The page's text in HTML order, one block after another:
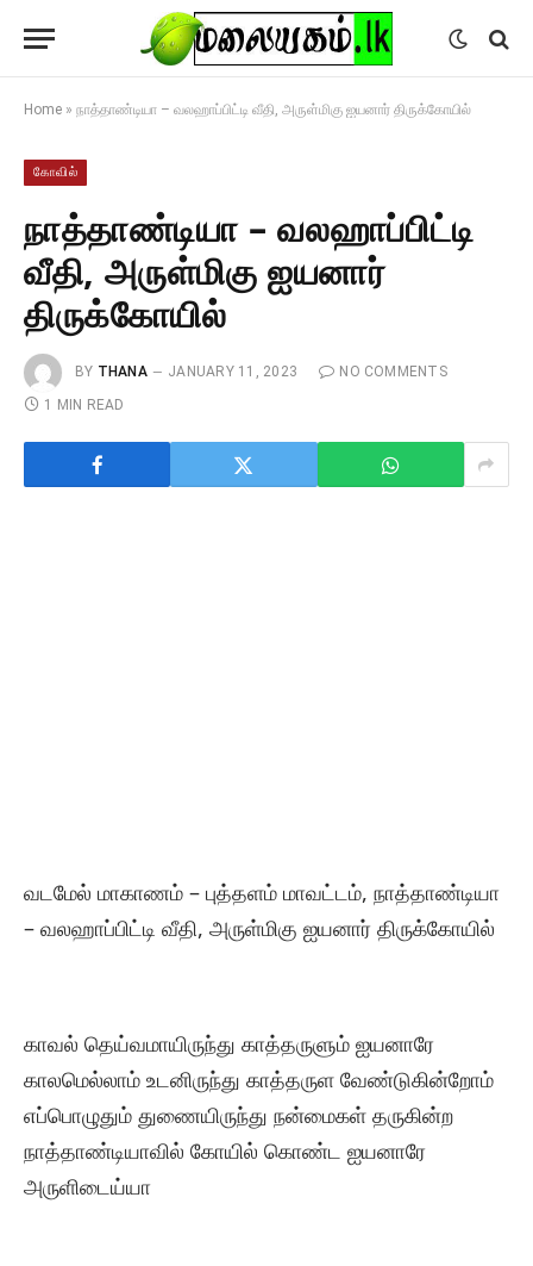
Home » நாத்தாண்டியா – வலஹாப்பிட்டி வீதி, அருள்மிகு ஐயனார் திருக்கோயில்
கோவில்
நாத்தாண்டியா – வலஹாப்பிட்டி
வீதி, அருள்மிகு ஐயனார்
திருக்கோயில்
BY THANA JANUARY 11, 2023
NO COMMENTS
1 MIN READ
வடமேல் மாகாணம் – புத்தளம் மாவட்டம், நாத்தாண்டியா
– வலஹாப்பிட்டி வீதி, அருள்மிகு ஐயனார் திருக்கோயில்
காவல் தெய்வமாயிருந்து காத்தருளும் ஐயனாரே
காலமெல்லாம் உடனிருந்து காத்தருள வேண்டுகின்றோம்
எப்பொழுதும் துணையிருந்து நன்மைகள் தருகின்ற
நாத்தாண்டியாவில் கோயில் கொண்ட ஐயனாரே
அருளிடைய்யா